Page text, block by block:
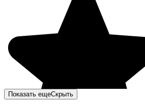
Показать ещеСкрыть